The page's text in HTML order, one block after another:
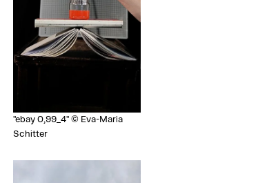
"ebay 0,99_4" © Eva-Maria
Schitter